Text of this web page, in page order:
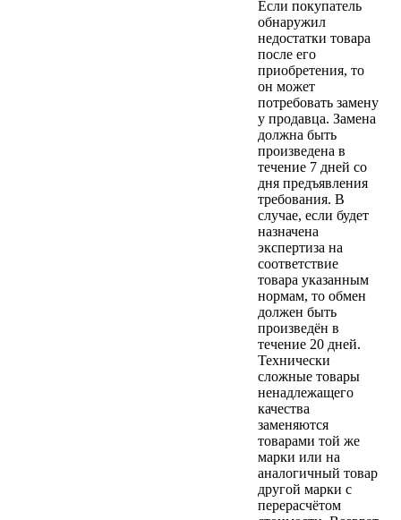
Если покупатель
обнаружил
недостатки товара
после его
приобретения, то
он может
потребовать замену
у продавца. Замена
должна быть
произведена в
течение 7 дней со
дня предъявления
требования. В
случае, если будет
назначена
экспертиза на
соответствие
товара указанным
нормам, то обмен
должен быть
произведён в
течение 20 дней.
Технически
сложные товары
ненадлежащего
качества
заменяются
товарами той же
марки или на
аналогичный товар
другой марки с
перерасчётом